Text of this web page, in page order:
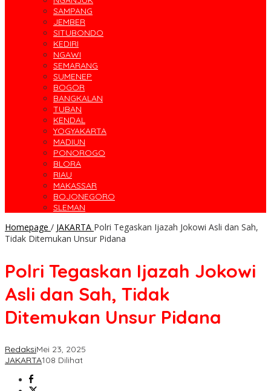
SAMPANG
JEMBER
SITUBONDO
KEDIRI
NGAWI
SEMARANG
SUMENEP
BOGOR
BANGKALAN
TUBAN
KENDAL
YOGYAKARTA
MADIUN
PONOROGO
BLORA
RIAU
MAKASSAR
BOJONEGORO
SLEMAN
Homepage / JAKARTA Polri Tegaskan Ijazah Jokowi Asli dan Sah,
Tidak Ditemukan Unsur Pidana
Polri Tegaskan Ijazah Jokowi
Asli dan Sah, Tidak
Ditemukan Unsur Pidana
RedaksiMei 23, 2025
JAKARTA108 Dilihat